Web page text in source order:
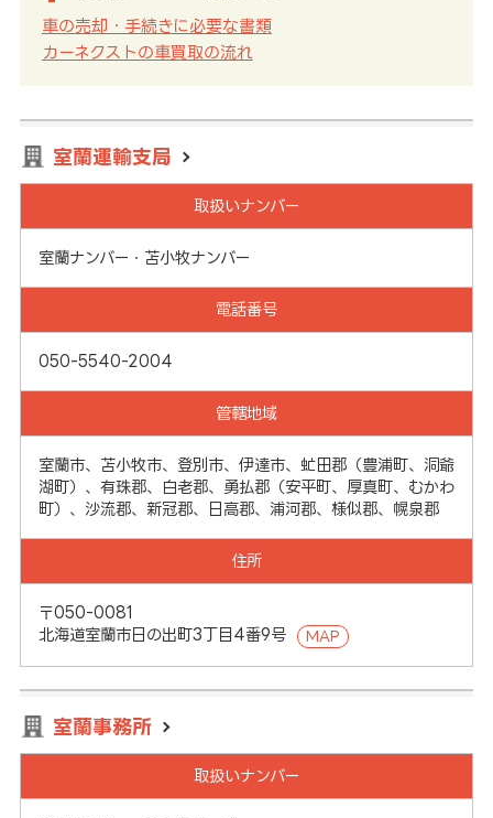
車の売却・手続きに必要な書類
カーネクストの車買取の流れ
室蘭運輸支局
取扱いナンバー
室蘭ナンバー・苫小牧ナンバー
電話番号
050-5540-2004
管轄地域
室蘭市、苫小牧市、登別市、伊達市、虻田郡（豊浦町、洞爺
湖町）、有珠郡、白老郡、勇払郡（安平町、厚真町、むかわ
町）、沙流郡、新冠郡、日高郡、浦河郡、様似郡、幌泉郡
住所
〒050-0081
北海道室蘭市日の出町3丁目4番9号
MAP
室蘭事務所
取扱いナンバー